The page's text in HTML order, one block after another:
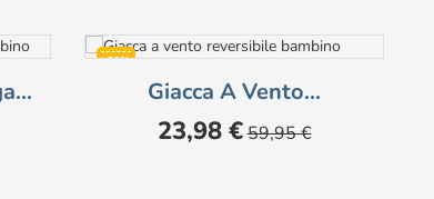
-60%
NON DISPONIBILE
Giacca A Vento...
Prezzo
23,98 € Prezzo
base
59,95 €